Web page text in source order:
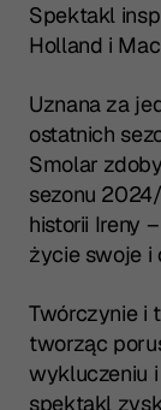
Spektakl
Holland i
Uznana za
ostatnich
Smolar
sezonu
historii Ireny
życie swoje i
Twórczynie i
tworząc
wykluczeniu i
spektakl